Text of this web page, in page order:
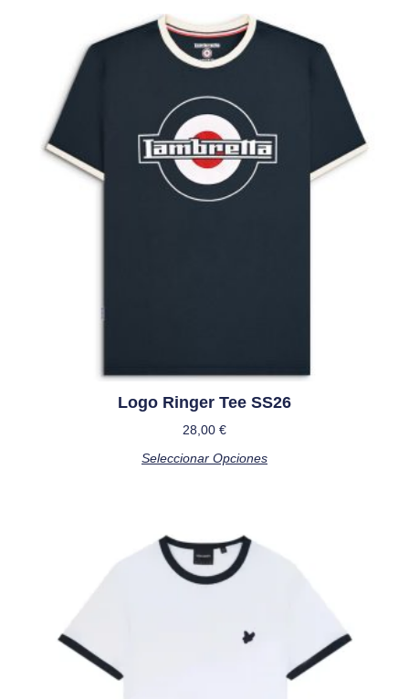
Logo Ringer Tee SS26
28,00 €
Seleccionar Opciones